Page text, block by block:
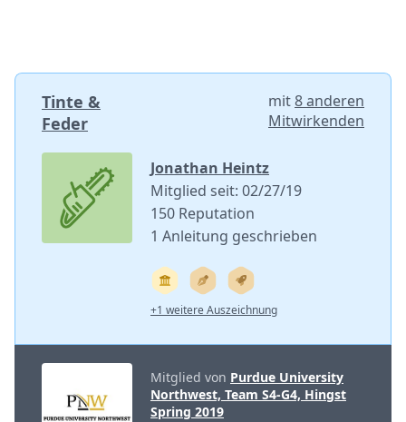
Tinte &
Feder
mit8 anderen
Mitwirkenden
Jonathan Heintz
Mitglied seit: 02/27/19
150 Reputation
1 Anleitung geschrieben
+1 weitere Auszeichnung
Mitglied von Purdue University
Northwest, Team S4-G4, Hingst
Spring 2019